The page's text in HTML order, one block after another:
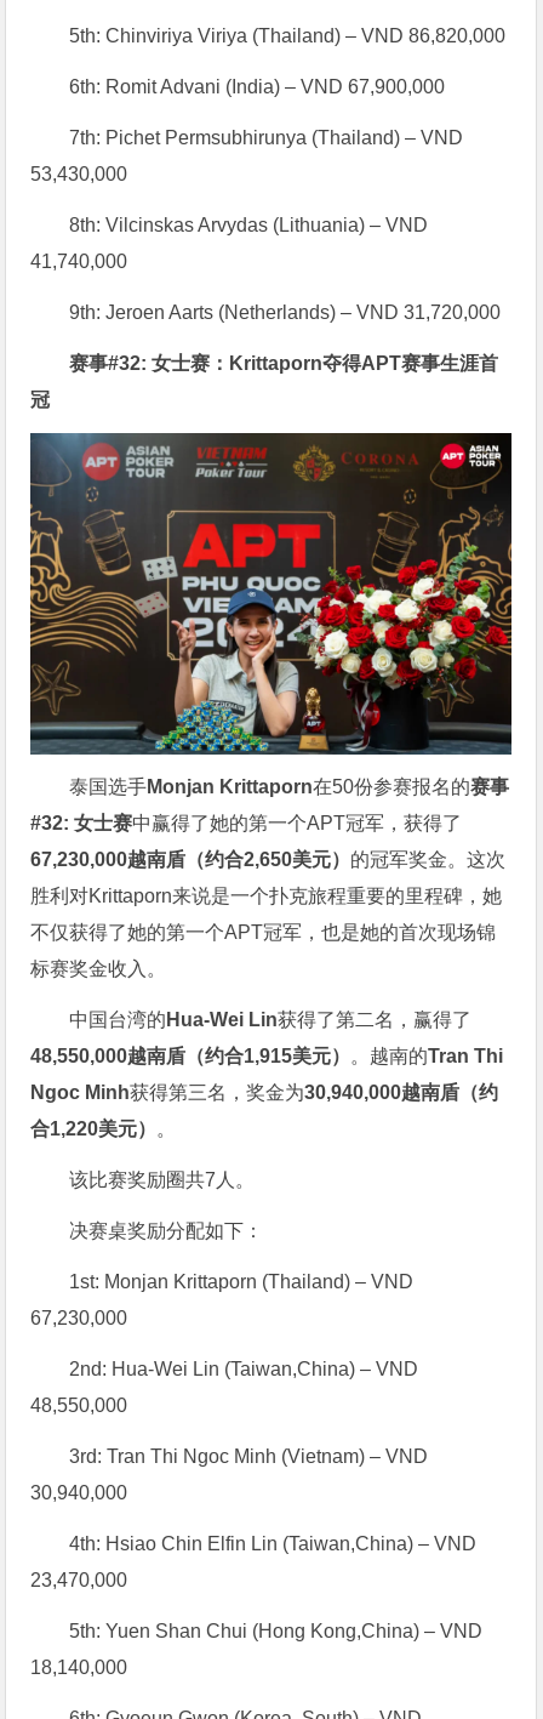
5th: Chinviriya Viriya (Thailand) – VND 86,820,000
6th: Romit Advani (India) – VND 67,900,000
7th: Pichet Permsubhirunya (Thailand) – VND
53,430,000
8th: Vilcinskas Arvydas (Lithuania) – VND
41,740,000
9th: Jeroen Aarts (Netherlands) – VND 31,720,000
赛事#32: 女士赛：Krittaporn夺得APT赛事生涯首
冠
泰国选手Monjan Krittaporn在50份参赛报名的赛事
#32: 女士赛中赢得了她的第一个APT冠军，获得了
67,230,000越南盾（约合2,650美元） 的冠军奖金。这次
胜利对Krittaporn来说是一个扑克旅程重要的里程碑，她
不仅获得了她的第一个APT冠军，也是她的首次现场锦
标赛奖金收入。
中国台湾的 Hua-Wei Lin获得了第二名，赢得了
48,550,000越南盾（约合1,915美元） 。越南的Tran Thi
Ngoc Minh获得第三名，奖金为30,940,000越南盾（约
合1,220美元） 。
该比赛奖励圈共7人。
决赛桌奖励分配如下：
1st: Monjan Krittaporn (Thailand) – VND
67,230,000
2nd: Hua-Wei Lin (Taiwan,China) – VND
48,550,000
3rd: Tran Thi Ngoc Minh (Vietnam) – VND
30,940,000
4th: Hsiao Chin Elfin Lin (Taiwan,China) – VND
23,470,000
5th: Yuen Shan Chui (Hong Kong,China) – VND
18,140,000